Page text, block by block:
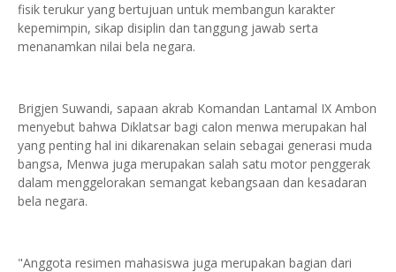
fisik terukur yang bertujuan untuk membangun karakter
kepemimpin, sikap disiplin dan tanggung jawab serta
menanamkan nilai bela negara.
Brigjen Suwandi, sapaan akrab Komandan Lantamal IX Ambon
menyebut bahwa Diklatsar bagi calon menwa merupakan hal
yang penting hal ini dikarenakan selain sebagai generasi muda
bangsa, Menwa juga merupakan salah satu motor penggerak
dalam menggelorakan semangat kebangsaan dan kesadaran
bela negara.
"Anggota resimen mahasiswa juga merupakan bagian dari